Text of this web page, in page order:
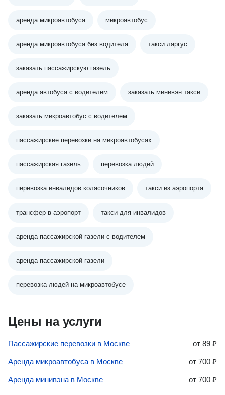
аренда микроавтобуса микроавтобус
аренда микроавтобуса без водителя такси ларгус
заказать пассажирскую газель
аренда автобуса с водителем заказать минивэн такси
заказать микроавтобус с водителем
пассажирские перевозки на микроавтобусах
пассажирская газель перевозка людей
перевозка инвалидов колясочников такси из аэропорта
трансфер в аэропорт такси для инвалидов
аренда пассажирской газели с водителем
аренда пассажирской газели
перевозка людей на микроавтобусе
Цены на услуги
Пассажирские перевозки в Москве от 89 ₽
Аренда микроавтобуса в Москве от 700 ₽
Аренда минивэна в Москве от 700 ₽